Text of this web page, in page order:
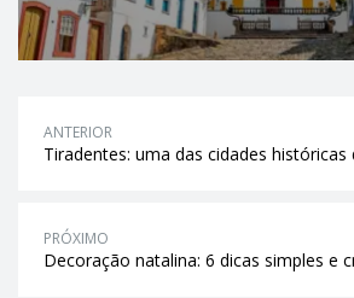
ANTERIOR
Tiradentes: uma das cidades históricas
PRÓXIMO
Decoração natalina: 6 dicas simples e